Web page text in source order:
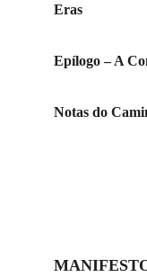
Eras
Epílogo – A
Notas do